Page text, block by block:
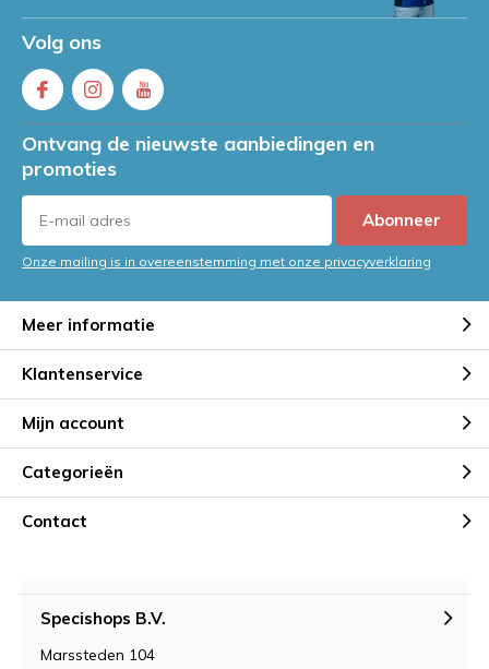
Volg ons
Ontvang de nieuwste aanbiedingen en
promoties
Abonneer
Onze mailing is in overeenstemming met onze privacyverklaring
Meer informatie
Klantenservice
Mijn account
Categorieën
Contact
Specishops B.V.
Marssteden 104